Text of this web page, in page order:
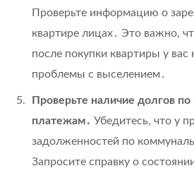
Проверьте информацию о
квартире лицах․ Это важно,
после покупки квартиры у вас
проблемы с выселением․
Проверьте наличие долгов
платежам․ Убедитесь, что у
задолженностей по
Запросите справку о